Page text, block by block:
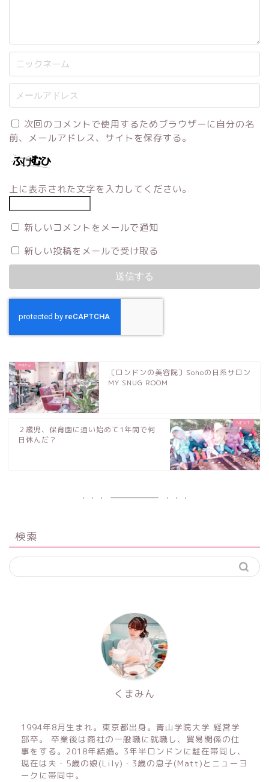
次回のコメントで使用するためブラウザーに自分の名
前、メールアドレス、サイトを保存する。
上に表示された文字を入力してください。
新しいコメントをメールで通知
新しい投稿をメールで受け取る
〔ロンドンの美容院〕Sohoの日系サロン
MY SNUG ROOM
２歳児、保育園に通い始めて1年間で何
日休んだ？
検索
くまみん
1994年8月生まれ。東京都出身。青山学院大学 経営学
部卒。 卒業後は商社の一般職に就職し、貿易関係の仕
事をする。2018年結婚。3年半ロンドンに駐在帯同し、
現在は夫・5歳の娘(Lily)・3歳の息子(Matt)とニューヨ
ークに帯同中。